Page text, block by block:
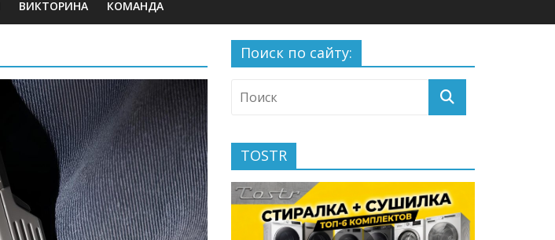
ВИКТОРИНА КОМАНДА
Поиск по сайту:
TOSTR